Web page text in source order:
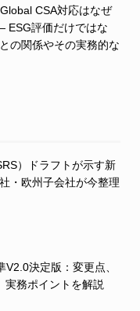
CSA対応はなぜ
ESG評価だけではな
の関係やその実務的な
）ドラフトが示す新
・欧州子会社が今整理
決定版：変更点、
実務ポイントを解説